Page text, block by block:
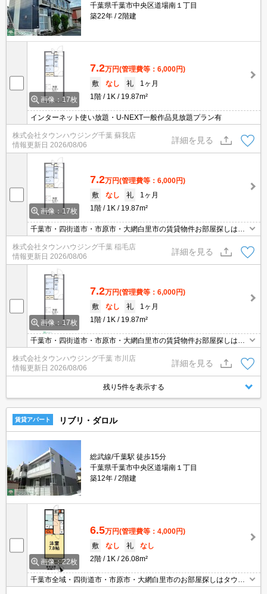
千葉県千葉市中央区道場南１丁目
築22年
2階建
画像：17枚
7.2万円(管理費等：6,000円)
敷
なし 礼
1ヶ月
1階
1K 19.87m²
インターネット使い放題・U-NEXT一般作品見放題プラン有
株式会社タウンハウジング千葉 蘇我店
情報更新日 2026/08/06
詳細を見る
画像：17枚
7.2万円(管理費等：6,000円)
敷
なし 礼
1ヶ月
1階
1K 19.87m²
千葉市・四街道市・市原市・大網白里市の賃貸物件お部屋探しはタ
ウンハウジング稲毛店にお任せ下さい！
株式会社タウンハウジング千葉 稲毛店
情報更新日 2026/08/06
詳細を見る
画像：17枚
7.2万円(管理費等：6,000円)
敷
なし 礼
1ヶ月
1階
1K 19.87m²
千葉市・四街道市・市原市・大網白里市の賃貸物件お部屋探しはタ
ウンハウジング稲毛店にお任せ下さい！
株式会社タウンハウジング千葉 市川店
情報更新日 2026/08/06
詳細を見る
残り5件を表示する
賃貸アパート リブリ・ダロル
総武線/千葉駅 徒歩15分
千葉県千葉市中央区道場南１丁目
築12年
2階建
画像：22枚
6.5万円(管理費等：4,000円)
敷
なし 礼
なし
2階
1K 26.08m²
千葉市全域・四街道市・市原市・大網白里市のお部屋探しはタウン
ハウジング千葉店にお任せ下さい！